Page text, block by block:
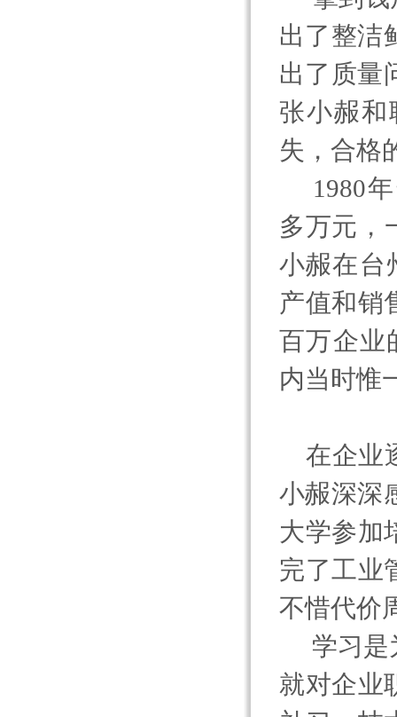
出了整洁
出了质量
张小赧和
失，合格
1980
多万元，
小赧在台
产值和销
百万企业
内当时惟
在企业
小赧深深
大学参加
完了工业
不惜代价
学习是
就对企业